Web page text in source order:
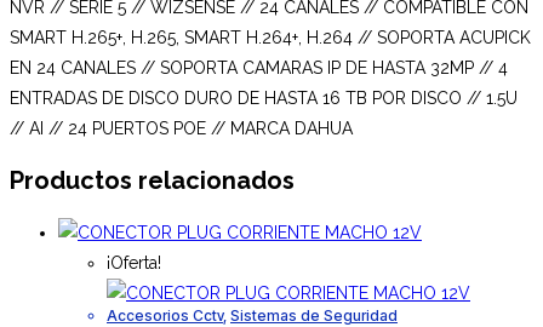
NVR // SERIE 5 // WIZSENSE // 24 CANALES // COMPATIBLE CON
SMART H.265+, H.265, SMART H.264+, H.264 // SOPORTA ACUPICK
EN 24 CANALES // SOPORTA CAMARAS IP DE HASTA 32MP // 4
ENTRADAS DE DISCO DURO DE HASTA 16 TB POR DISCO // 1.5U
// AI // 24 PUERTOS POE // MARCA DAHUA
Productos relacionados
¡Oferta!
Accesorios Cctv, Sistemas de Seguridad